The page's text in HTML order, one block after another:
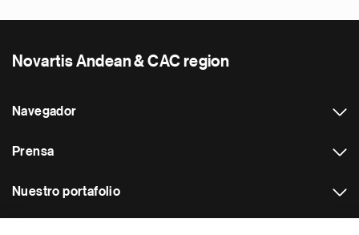
Novartis Andean & CAC region
Navegador
Prensa
Nuestro portafolio